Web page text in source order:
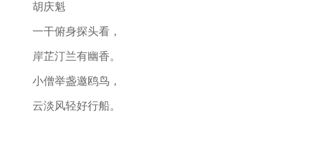
胡庆魁
一干俯身探头看，
岸芷汀兰有幽香。
小僧举盏邀鸥鸟，
云淡风轻好行船。